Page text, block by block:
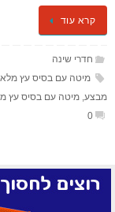
קרא עוד
חדרי שינה
מיטה עם בסיס עץ מלא,
מבצע מיטה עם בסיס עץ
0